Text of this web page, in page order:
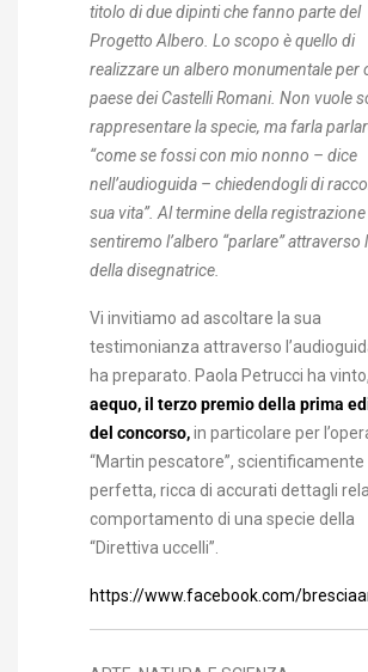
titolo di due dipinti che fanno parte del
Progetto Albero. Lo scopo è quello di
realizzare un albero monumentale per
paese dei Castelli Romani. Non vuole
rappresentare la specie, ma farla
“come se fossi con mio nonno – dice
nell’audioguida – chiedendogli di
sua vita”. Al termine della registrazione
sentiremo l’albero “parlare” attraverso
della disegnatrice.
Vi invitiamo ad ascoltare la sua
testimonianza attraverso
ha preparato. Paola Petrucci ha vinto,
aequo, il terzo premio della prima
del concorso,in particolare per
“Martin pescatore”, scientificamente
perfetta, ricca di accurati dettagli
comportamento di una specie della
“Direttiva uccelli”.
https://www.facebook.com/